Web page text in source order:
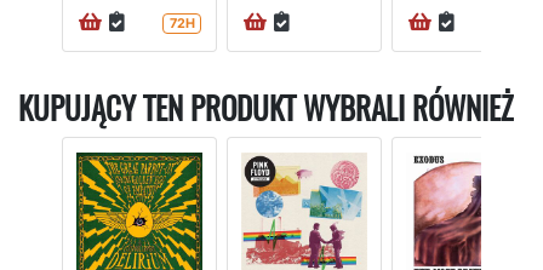
72H
KUPUJĄCY TEN PRODUKT WYBRALI RÓWNIEŻ